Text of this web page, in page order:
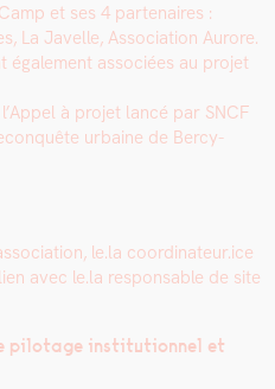
et ses 4 parte­naires :
La Javelle, Asso­ci­a­tion Aurore.
égale­ment asso­ciées au pro­jet
à pro­jet lancé par SNCF
urbaine de Bercy-
le.la coordinateur.ice
avec le.la respon­s­able de site
pilotage insti­tu­tion­nel et